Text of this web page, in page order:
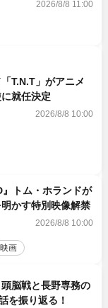
2026/8/8 11:00
T.N.T」がアニメ
就任決定
2026/8/8 10:00
トム・ホランドが
かす特別映像解禁
2026/8/8 10:00
映画
脳戦と長野専務の
を振り返る！